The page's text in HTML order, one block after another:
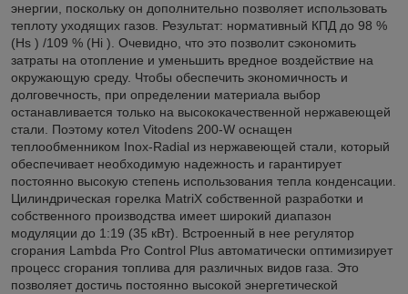
энергии, поскольку он дополнительно позволяет использовать
теплоту уходящих газов. Результат: нормативный КПД до 98 %
(Hs ) /109 % (Hi ). Очевидно, что это позволит сэкономить
затраты на отопление и уменьшить вредное воздействие на
окружающую среду. Чтобы обеспечить экономичность и
долговечность, при определении материала выбор
останавливается только на высококачественной нержавеющей
стали. Поэтому котел Vitodens 200-W оснащен
теплообменником Inox-Radial из нержавеющей стали, который
обеспечивает необходимую надежность и гарантирует
постоянно высокую степень использования тепла конденсации.
Цилиндрическая горелка MatriX собственной разработки и
собственного производства имеет широкий диапазон
модуляции до 1:19 (35 кВт). Встроенный в нее регулятор
сгорания Lambda Pro Control Plus автоматически оптимизирует
процесс сгорания топлива для различных видов газа. Это
позволяет достичь постоянно высокой энергетической